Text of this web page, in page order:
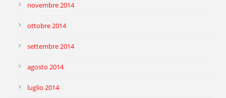
novembre 2014
ottobre 2014
settembre 2014
agosto 2014
luglio 2014